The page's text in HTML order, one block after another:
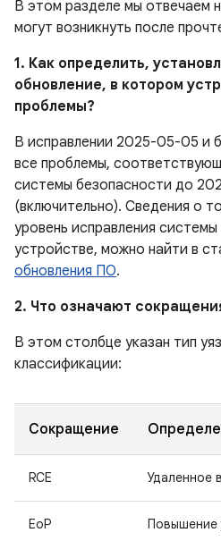
В этом разделе мы отвечаем
могут возникнуть после
1. Как определить,
обновление, в котором
проблемы?
В исправлении 2025-05-05 и
все проблемы,
системы безопасности до
(включительно). Сведения о
уровень исправления
устройстве, можно найти в
обновления ПО.
2. Что означают
В этом столбце указан тип
классификации:
Сокращение
RCE Удаленное
EoP Повышение